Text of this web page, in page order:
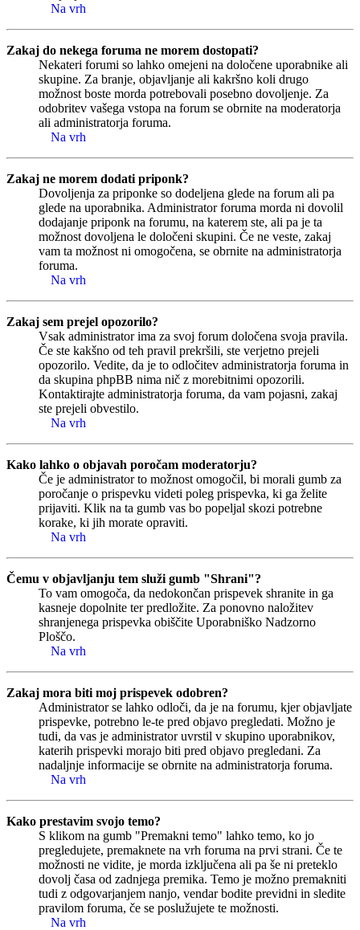
Na vrh
Zakaj do nekega foruma ne morem dostopati?
Nekateri forumi so lahko omejeni na določene uporabnike ali
skupine. Za branje, objavljanje ali kakršno koli drugo
možnost boste morda potrebovali posebno dovoljenje. Za
odobritev vašega vstopa na forum se obrnite na moderatorja
ali administratorja foruma.
Na vrh
Zakaj ne morem dodati priponk?
Dovoljenja za priponke so dodeljena glede na forum ali pa
glede na uporabnika. Administrator foruma morda ni dovolil
dodajanje priponk na forumu, na katerem ste, ali pa je ta
možnost dovoljena le določeni skupini. Če ne veste, zakaj
vam ta možnost ni omogočena, se obrnite na administratorja
foruma.
Na vrh
Zakaj sem prejel opozorilo?
Vsak administrator ima za svoj forum določena svoja pravila.
Če ste kakšno od teh pravil prekršili, ste verjetno prejeli
opozorilo. Vedite, da je to odločitev administratorja foruma in
da skupina phpBB nima nič z morebitnimi opozorili.
Kontaktirajte administratorja foruma, da vam pojasni, zakaj
ste prejeli obvestilo.
Na vrh
Kako lahko o objavah poročam moderatorju?
Če je administrator to možnost omogočil, bi morali gumb za
poročanje o prispevku videti poleg prispevka, ki ga želite
prijaviti. Klik na ta gumb vas bo popeljal skozi potrebne
korake, ki jih morate opraviti.
Na vrh
Čemu v objavljanju tem služi gumb "Shrani"?
To vam omogoča, da nedokončan prispevek shranite in ga
kasneje dopolnite ter predložite. Za ponovno naložitev
shranjenega prispevka obiščite Uporabniško Nadzorno
Ploščo.
Na vrh
Zakaj mora biti moj prispevek odobren?
Administrator se lahko odloči, da je na forumu, kjer objavljate
prispevke, potrebno le-te pred objavo pregledati. Možno je
tudi, da vas je administrator uvrstil v skupino uporabnikov,
katerih prispevki morajo biti pred objavo pregledani. Za
nadaljnje informacije se obrnite na administratorja foruma.
Na vrh
Kako prestavim svojo temo?
S klikom na gumb "Premakni temo" lahko temo, ko jo
pregledujete, premaknete na vrh foruma na prvi strani. Če te
možnosti ne vidite, je morda izključena ali pa še ni preteklo
dovolj časa od zadnjega premika. Temo je možno premakniti
tudi z odgovarjanjem nanjo, vendar bodite previdni in sledite
pravilom foruma, če se poslužujete te možnosti.
Na vrh